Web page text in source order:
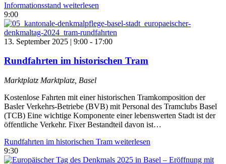
Informationsstand weiterlesen
9:00
13. September 2025 | 9:00 - 17:00
Rundfahrten im historischen Tram
Marktplatz Marktplatz, Basel
Kostenlose Fahrten mit einer historischen Tramkomposition der
Basler Verkehrs-Betriebe (BVB) mit Personal des Tramclubs Basel
(TCB) Eine wichtige Komponente einer lebenswerten Stadt ist der
öffentliche Verkehr. Fixer Bestandteil davon ist…
Rundfahrten im historischen Tram weiterlesen
9:30